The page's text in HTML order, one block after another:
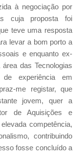
à negociação por
cuja proposta foi
teve uma resposta
levar a bom porto a
e enquanto ex-
das Tecnologias
experiência em
me registar, que
jovem, quer a
de Aquisições e
competência,
contribuindo
fosse concluído a